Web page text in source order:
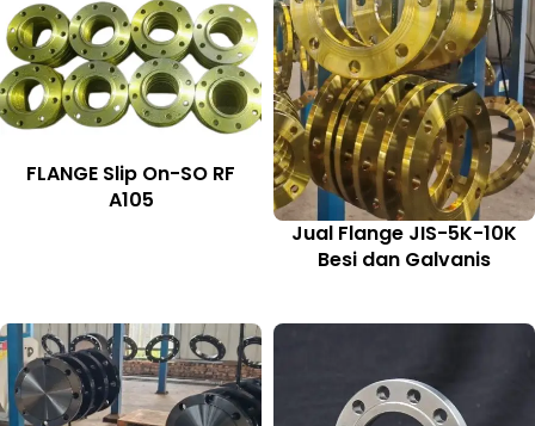
FLANGE Slip On-SO RF
A105
Jual Flange JIS-5K-10K
Besi dan Galvanis